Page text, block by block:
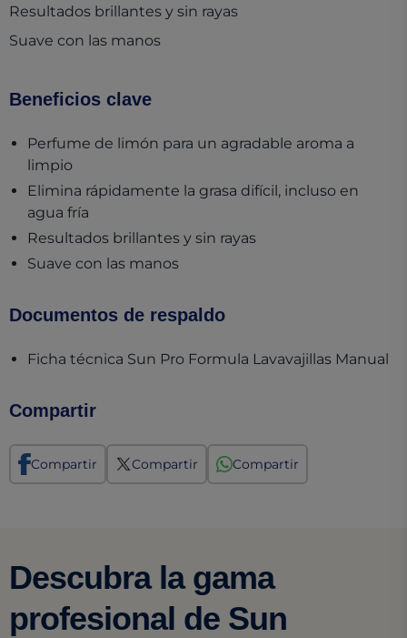
Resultados brillantes y sin rayas
Suave con las manos
Beneficios clave
Perfume de limón para un agradable aroma a
limpio
Elimina rápidamente la grasa difícil, incluso en
agua fría
Resultados brillantes y sin rayas
Suave con las manos
Documentos de respaldo
Ficha técnica Sun Pro Formula Lavavajillas Manual
Compartir
Compartir Compartir Compartir
Descubra la gama
profesional de Sun